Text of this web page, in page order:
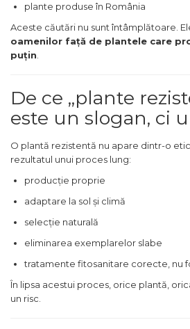
plante produse în România
Aceste căutări nu sunt întâmplătoare.
oamenilor față de plantele care
puțin
De ce „plante
este un slogan, ci
O plantă rezistentă nu apare dintr-o
rezultatul unui proces lung:
producție proprie
adaptare la sol și climă
selecție naturală
eliminarea exemplarelor slabe
tratamente fitosanitare corecte, nu
În lipsa acestui proces, orice plantă,
un risc.